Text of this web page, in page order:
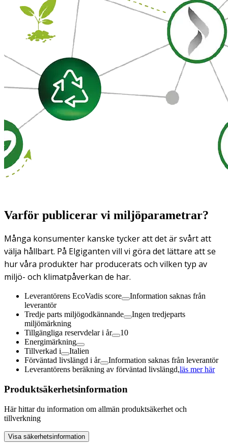
Varför publicerar vi miljöparametrar?
Många konsumenter kanske tycker att det är svårt att
välja hållbart. På Elgiganten vill vi göra det lättare att se
hur våra produkter har producerats och vilken typ av
miljö- och klimatpåverkan de har.
Leverantörens EcoVadis score
Information saknas från
leverantör
Tredje parts miljögodkännande
Ingen tredjeparts
miljömärkning
Tillgängliga reservdelar i år
10
Energimärkning
Tillverkad i
Italien
Förväntad livslängd i år
Information saknas från leverantör
Leverantörens beräkning av förväntad livslängd,läs mer här
Produktsäkerhetsinformation
Här hittar du information om allmän produktsäkerhet och
tillverkning
Visa säkerhetsinformation